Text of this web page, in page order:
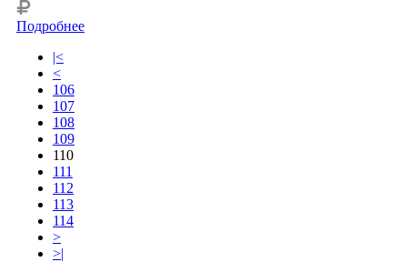
Подробнее
|<
<
106
107
108
109
110
111
112
113
114
>
>|